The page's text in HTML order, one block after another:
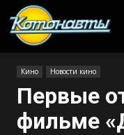
Кино Новости кино
Первые
фильме